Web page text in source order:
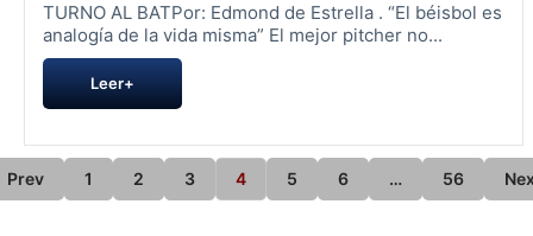
TURNO AL BATPor: Edmond de Estrella . “El béisbol es
analogía de la vida misma” El mejor pitcher no...
Leer+
Prev 1 2 3 4 5 6 … 56